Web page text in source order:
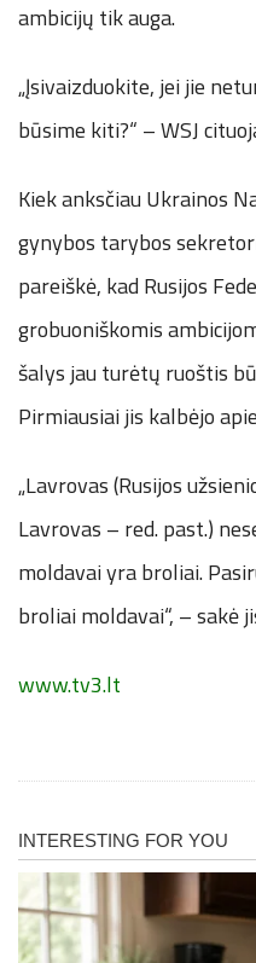
ambicijų tik auga.
„Įsivaizduokite, jei jie
būsime kiti?“ – WSJ
Kiek anksčiau Ukrainos
gynybos tarybos
pareiškė, kad Rusijos
grobuoniškomis
šalys jau turėtų ruoštis
Pirmiausiai jis kalbėjo
„Lavrovas (Rusijos
Lavrovas – red. past.)
moldavai yra broliai.
broliai moldavai“, – sakė
www.tv3.lt